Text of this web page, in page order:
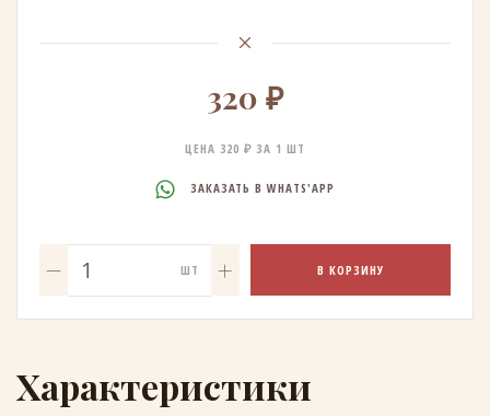
320 ₽
ЦЕНА 320 ₽ ЗА 1 ШТ
ЗАКАЗАТЬ В WHATS'APP
ШТ В КОРЗИНУ
Характеристики